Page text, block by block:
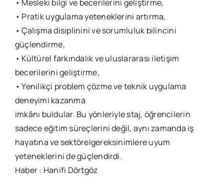
• Mesleki bilgi ve becerilerini geliştirme,
• Pratik uygulama yeteneklerini artırma,
• Çalışma disiplinini ve sorumluluk bilincini
güçlendirme,
• Kültürel farkındalık ve uluslararası iletişim
becerilerini geliştirme,
• Yenilikçi problem çözme ve teknik uygulama
deneyimi kazanma
imkânı buldular. Bu yönleriyle staj, öğrencilerin
sadece eğitim süreçlerini değil, aynı zamanda iş
hayatına ve sektörelgereksinimlere uyum
yeteneklerini de güçlendirdi.
Haber : Hanifi Dörtgöz